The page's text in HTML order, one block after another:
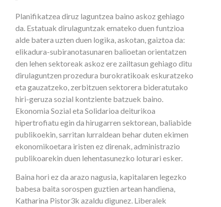
Planifikatzea diruz laguntzea baino askoz gehiago
da. Estatuak dirulaguntzak emateko duen funtzioa
alde batera uzten duen logika, askotan, gaiztoa da:
elikadura-subiranotasunaren balioetan orientatzen
den lehen sektoreak askoz ere zailtasun gehiago ditu
dirulaguntzen prozedura burokratikoak eskuratzeko
eta gauzatzeko, zerbitzuen sektorera bideratutako
hiri-geruza sozial kontziente batzuek baino.
Ekonomia Sozial eta Solidarioa deiturikoa
hipertrofiatu egin da hirugarren sektorean, baliabide
publikoekin, sarritan lurraldean behar duten ekimen
ekonomikoetara iristen ez direnak, administrazio
publikoarekin duen lehentasunezko loturari esker.
Baina hori ez da arazo nagusia, kapitalaren legezko
babesa baita sorospen guztien artean handiena,
Katharina Pistor3k azaldu digunez. Liberalek